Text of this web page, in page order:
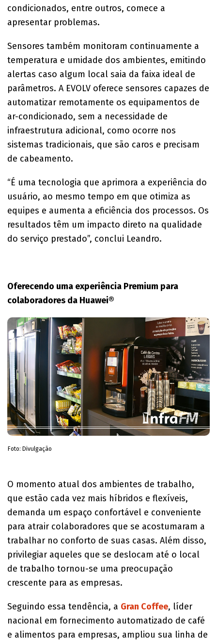
condicionados, entre outros, comece a
apresentar problemas.
Sensores também monitoram continuamente a
temperatura e umidade dos ambientes, emitindo
alertas caso algum local saia da faixa ideal de
parâmetros. A EVOLV oferece sensores capazes de
automatizar remotamente os equipamentos de
ar-condicionado, sem a necessidade de
infraestrutura adicional, como ocorre nos
sistemas tradicionais, que são caros e precisam
de cabeamento.
“É uma tecnologia que aprimora a experiência do
usuário, ao mesmo tempo em que otimiza as
equipes e aumenta a eficiência dos processos. Os
resultados têm um impacto direto na qualidade
do serviço prestado”, conclui Leandro.
Oferecendo uma experiência Premium para
colaboradores da Huawei®
Foto: Divulgação
O momento atual dos ambientes de trabalho,
que estão cada vez mais híbridos e flexíveis,
demanda um espaço confortável e conveniente
para atrair colaboradores que se acostumaram a
trabalhar no conforto de suas casas. Além disso,
privilegiar aqueles que se deslocam até o local
de trabalho tornou-se uma preocupação
crescente para as empresas.
Seguindo essa tendência, a Gran Coffee, líder
nacional em fornecimento automatizado de café
e alimentos para empresas, ampliou sua linha de